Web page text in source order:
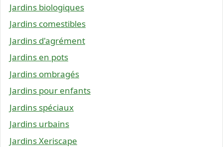
Jardins biologiques
Jardins comestibles
Jardins d'agrément
Jardins en pots
Jardins ombragés
Jardins pour enfants
Jardins spéciaux
Jardins urbains
Jardins Xeriscape